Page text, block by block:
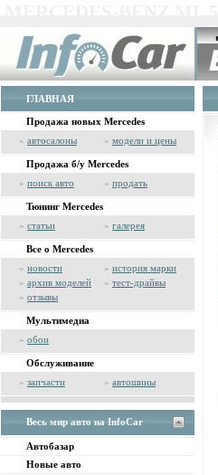
ГЛАВНАЯ
Продажа новых Mercedes
» автосалоны » модели и цены
Продажа б/у Mercedes
» поиск авто » продать
Тюнинг Mercedes
» статьи » галерея
Все о Mercedes
» новости » история марки
» архив моделей » тест-драйвы
» отзывы
Мультимедиа
» обои
Обслуживание
» запчасти » автошины
Весь мир авто на InfoCar
Автобазар
Новые авто